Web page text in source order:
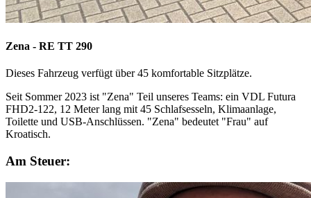
Zena - RE TT 290
Dieses Fahrzeug verfügt über45 komfortable Sitzplätze.
Seit Sommer 2023 ist "Zena" Teil unseres Teams: ein VDL Futura
FHD2-122, 12 Meter lang mit 45 Schlafsesseln, Klimaanlage,
Toilette und USB-Anschlüssen. "Zena" bedeutet "Frau" auf
Kroatisch.
Am Steuer: